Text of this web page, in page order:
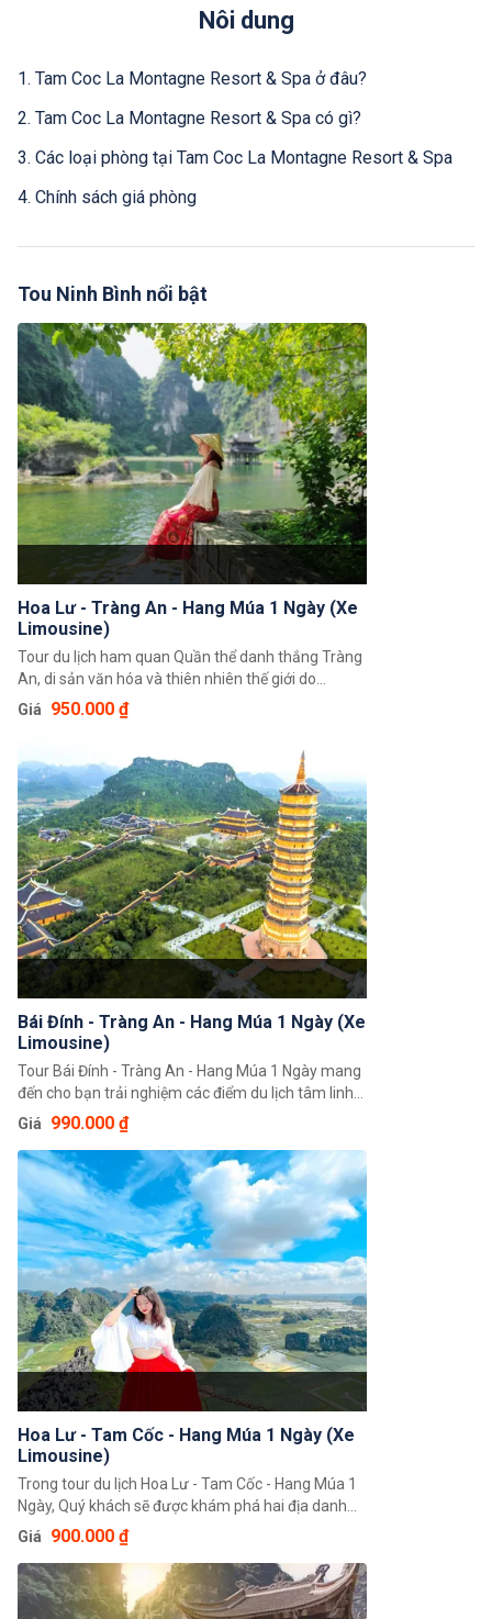
Nôi dung
1. Tam Coc La Montagne Resort & Spa ở đâu?
2. Tam Coc La Montagne Resort & Spa có gì?
3. Các loại phòng tại Tam Coc La Montagne Resort & Spa
4. Chính sách giá phòng
Tou Ninh Bình nổi bật
Hoa Lư - Tràng An - Hang Múa 1 Ngày (Xe
Limousine)
Tour du lịch ham quan Quần thể danh thắng Tràng
An, di sản văn hóa và thiên nhiên thế giới do
UNESCO công nhận, tìm hiểu các di tích lịch sử của
cố đô Hoa Lư và thưởng ngoạn quang cảnh hùng vĩ
Giá 950.000 ₫
Bái Đính - Tràng An - Hang Múa 1 Ngày (Xe
Limousine)
Tour Bái Đính - Tràng An - Hang Múa 1 Ngày mang
đến cho bạn trải nghiệm các điểm du lịch tâm linh,
khám phá cảnh quan thiên nhiên đẹp nhất tại Ninh
Bình. Khởi hành từ Hà Nội, bạn sẽ tới Ninh Bình sau
2 tiếng di chuyển trên xe.
Giá 990.000 ₫
Hoa Lư - Tam Cốc - Hang Múa 1 Ngày (Xe
Limousine)
Trong tour du lịch Hoa Lư - Tam Cốc - Hang Múa 1
Ngày, Quý khách sẽ được khám phá hai địa danh
nổi tiếng tại Ninh Bình là Hoa Lư, Tam Cốc với cảnh
đẹp thiên nhiên được đất trời ban tặng. Tam Cốc
đẹp mê hồn với những ruộng lúa chín vàng ươm
vào tháng 5,6 hay vẻ đẹp của 3 hang động do kiến
Giá 900.000 ₫